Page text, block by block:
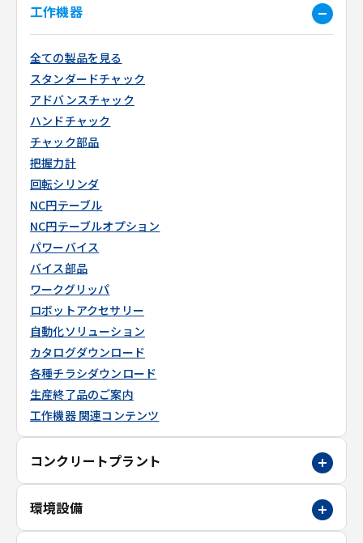
工作機器
全ての製品を見る
スタンダードチャック
アドバンスチャック
ハンドチャック
チャック部品
把握力計
回転シリンダ
NC円テーブル
NC円テーブルオプション
パワーバイス
バイス部品
ワークグリッパ
ロボットアクセサリー
自動化ソリューション
カタログダウンロード
各種チラシダウンロード
生産終了品のご案内
工作機器 関連コンテンツ
コンクリートプラント
環境設備